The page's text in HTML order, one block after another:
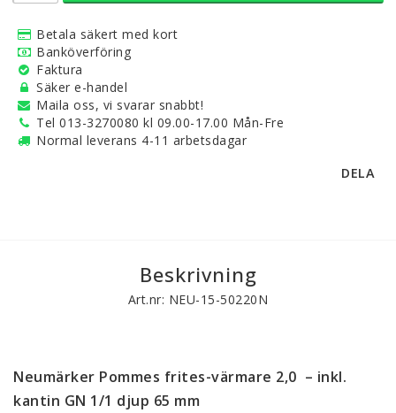
Betala säkert med kort
Banköverföring
Faktura
Säker e-handel
Maila oss, vi svarar snabbt!
Tel 013-3270080 kl 09.00-17.00 Mån-Fre
Normal leverans 4-11 arbetsdagar
DELA
Beskrivning
Art.nr: NEU-15-50220N
Neumärker Pommes frites-värmare 2,0 – inkl.
kantin GN 1/1 djup 65 mm